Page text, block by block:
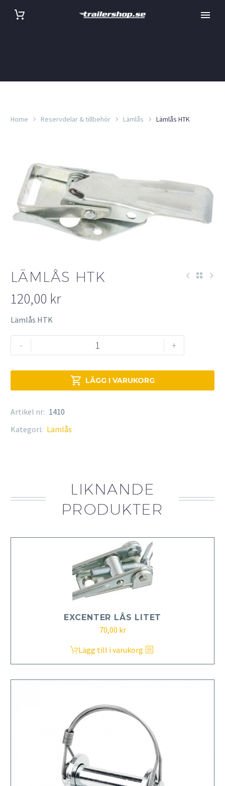
Home Reservdelar & tillbehör Lämlås Lämlås HTK
LÄMLÅS HTK
120,00 kr
Lämlås HTK
-
Lämlås
HTK
+
 LÄGG I VARUKORG
Artikel nr: 1410
Kategori: Lämlås
LIKNANDE
PRODUKTER
EXCENTER LÅS LITET
70,00 kr
Lägg till i varukorg